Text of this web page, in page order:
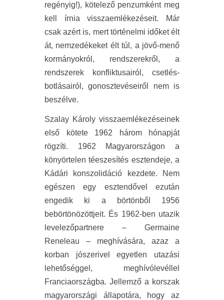
regényig!), kötelező penzumként meg
kell írnia visszaemlékezéseit. Már
csak azért is, mert történelmi időket élt
át, nemzedékeket élt túl, a jövő-menő
kormányokról, rendszerekről, a
rendszerek konfliktusairól, csetlés-
botlásairól, gonosztevéseiről nem is
beszélve.
Szalay Károly visszaemlékezéseinek
első kötete 1962 három hónapját
rögzíti. 1962 Magyarországon a
könyörtelen téeszesítés esztendeje, a
Kádári konszolidáció kezdete. Nem
egészen egy esztendővel ezután
engedik ki a börtönből 1956
bebörtönözöttjeit. És 1962-ben utazik
levelezőpartnere – Germaine
Reneleau – meghívására, azaz a
korban jószerivel egyetlen utazási
lehetőséggel, meghívólevéllel
Franciaországba. Jellemző a korszak
magyarországi állapotára, hogy az